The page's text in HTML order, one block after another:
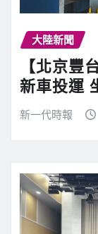
大陸新聞
【北京豐
新車投運
新一代時報